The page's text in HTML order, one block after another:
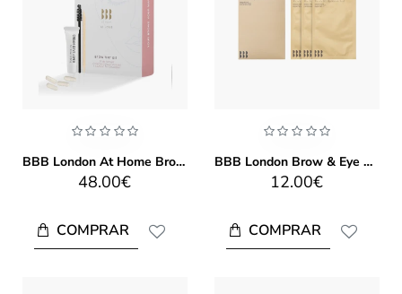
BBB London At Home Brow Tint Kit
48.00€
COMPRAR
BBB London Brow & Eye Mask Pack Of 3
12.00€
COMPRAR